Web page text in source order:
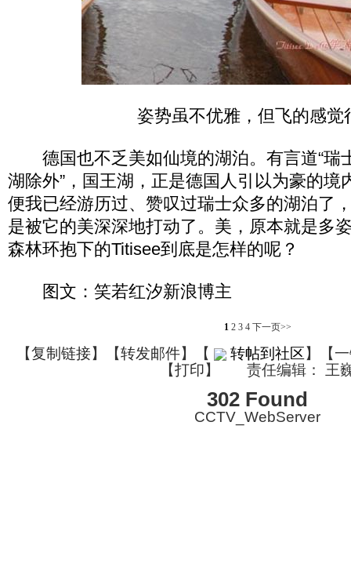
姿势虽不优雅，但飞的感觉
德国也不乏美如仙境的湖泊。有言道“瑞
湖除外”，国王湖，正是德国人引以为豪的境
便我已经游历过、赞叹过瑞士众多的湖泊了
是被它的美深深地打动了。美，原本就是多
森林环抱下的Titisee到底是怎样的呢？
图文：笑若红汐新浪博主
1 2 3 4 下一页>>
【复制链接】【转发邮件】 【 转帖到社区】【
【打印】 责任编辑： 王
302 Found
CCTV_WebServer